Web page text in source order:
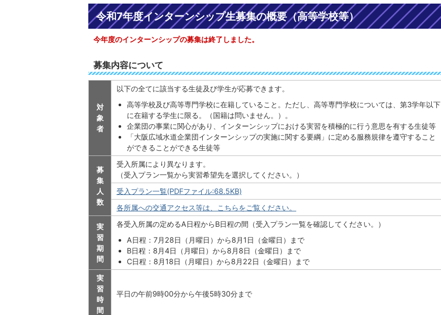
令和7年度インターンシップ生募集の概要（高等学校等）
今年度のインターンシップの募集は終了しました。
募集内容について
対
象
者
以下の全てに該当する生徒及び学生が応募できます。
高等学校及び高等専門学校に在籍していること。ただし、高等専門学校については、第3学年以下
に在籍する学生に限る。（国籍は問いません。）。
企業団の事業に関心があり、インターンシップにおける実習を積極的に行う意思を有する生徒等
「大阪広域水道企業団インターンシップの実施に関する要綱」に定める服務規律を遵守すること
ができることができる生徒等
募
集
人
数
受入所属により異なります。
（受入プラン一覧から実習希望先を選択してください。）
受入プラン一覧(PDFファイル:68.5KB)
各所属への交通アクセス等は、こちらをご覧ください。
実
習
期
間
各受入所属の定めるA日程からB日程の間（受入プラン一覧を確認してください。）
A日程：7月28日（月曜日）から8月1日（金曜日）まで
B日程：8月4日（月曜日）から8月8日（金曜日）まで
C日程：8月18日（月曜日）から8月22日（金曜日）まで
実
習
時
間
平日の午前9時00分から午後5時30分まで